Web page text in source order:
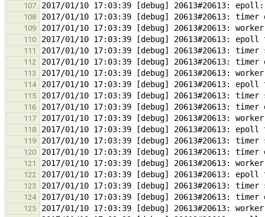
107
108
109
110
111
112
113
114
115
116
117
118
119
120
121
122
123
124
125